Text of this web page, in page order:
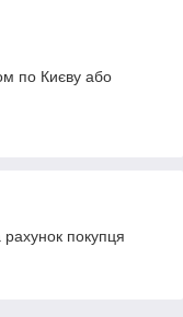
по Києву або
покупця